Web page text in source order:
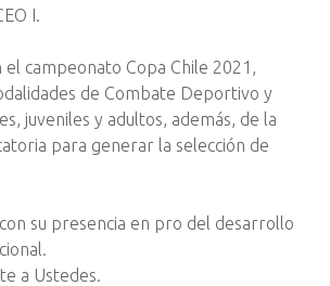
I.
el campeonato Copa Chile 2021,
de Combate Deportivo y
juveniles y adultos, además, de la
para generar la selección de
su presencia en pro del desarrollo
a Ustedes.